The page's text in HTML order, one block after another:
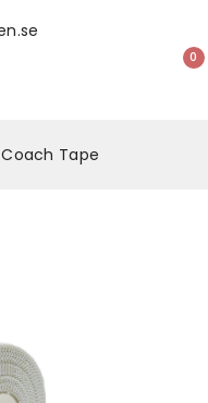
0
Coach Tape